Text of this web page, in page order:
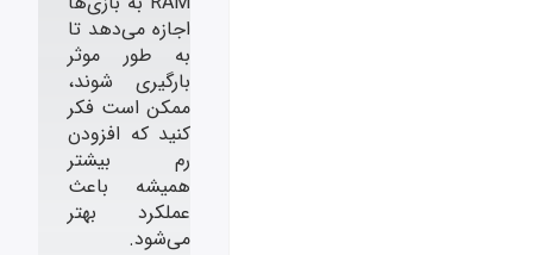
اجازه می‌دهد تا
به طور موثر
بارگیری شوند،
ممکن است فکر
کنید که افزودن
رم بیشتر
همیشه باعث
عملکرد بهتر
می‌شود.